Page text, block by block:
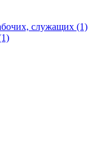
служащих (1)